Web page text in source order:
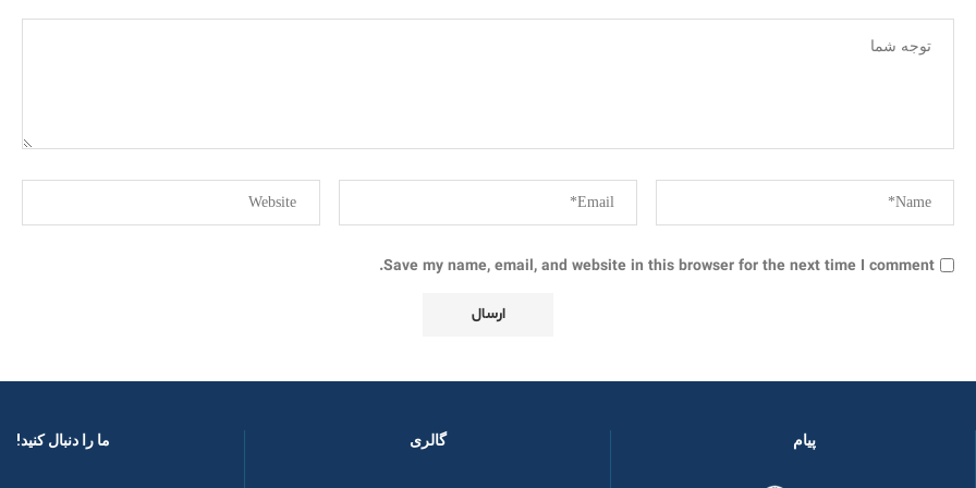
Save my name, email, and website in this browser for the next time I comment.
پیام گالری ما را دنبال کنید! ​